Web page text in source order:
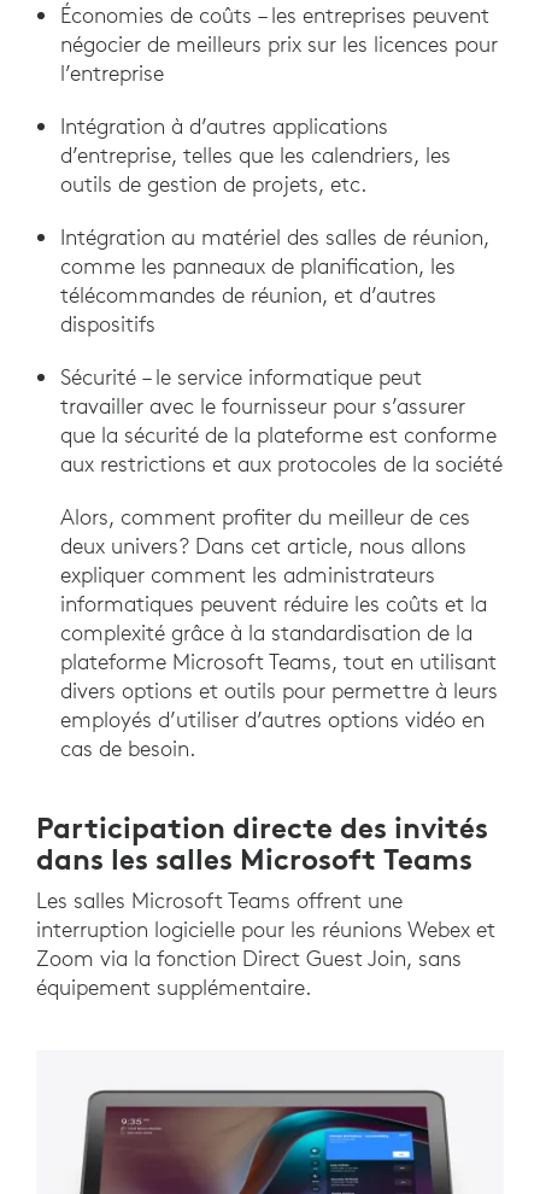
Économies de coûts – les entreprises peuvent
négocier de meilleurs prix sur les licences pour
l’entreprise
Intégration à d’autres applications
d’entreprise, telles que les calendriers, les
outils de gestion de projets, etc.
Intégration au matériel des salles de réunion,
comme les panneaux de planification, les
télécommandes de réunion, et d’autres
dispositifs
Sécurité – le service informatique peut
travailler avec le fournisseur pour s’assurer
que la sécurité de la plateforme est conforme
aux restrictions et aux protocoles de la société
Alors, comment profiter du meilleur de ces
deux univers? Dans cet article, nous allons
expliquer comment les administrateurs
informatiques peuvent réduire les coûts et la
complexité grâce à la standardisation de la
plateforme Microsoft Teams, tout en utilisant
divers options et outils pour permettre à leurs
employés d’utiliser d’autres options vidéo en
cas de besoin.
Participation directe des invités
dans les salles Microsoft Teams
Les salles Microsoft Teams offrent une
interruption logicielle pour les réunions Webex et
Zoom via la fonction Direct Guest Join, sans
équipement supplémentaire.